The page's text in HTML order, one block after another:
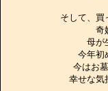
そして、買
奇
母が
今年初
今はお
幸せな気